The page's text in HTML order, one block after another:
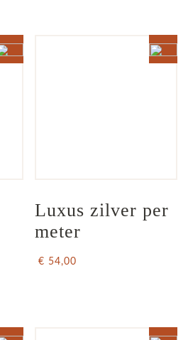
Luxus zilver per
meter
€ 54,00